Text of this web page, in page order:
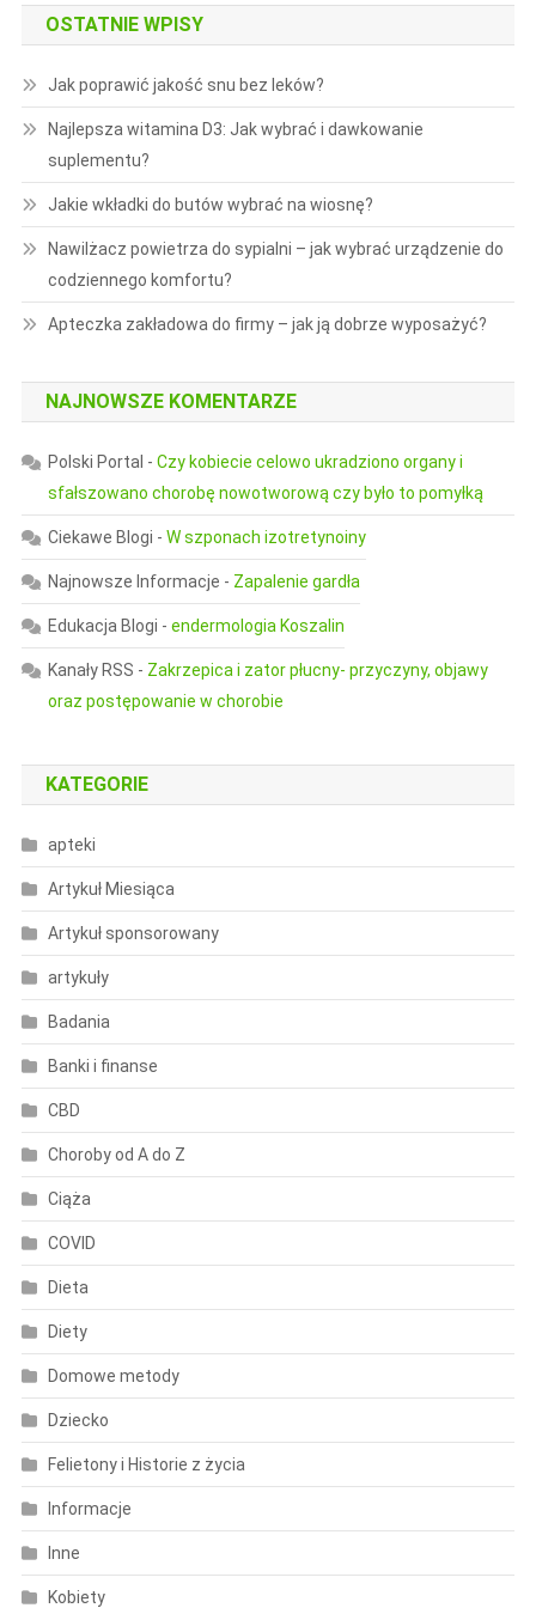
OSTATNIE WPISY
Jak poprawić jakość snu bez leków?
Najlepsza witamina D3: Jak wybrać i dawkowanie
suplementu?
Jakie wkładki do butów wybrać na wiosnę?
Nawilżacz powietrza do sypialni – jak wybrać urządzenie do
codziennego komfortu?
Apteczka zakładowa do firmy – jak ją dobrze wyposażyć?
NAJNOWSZE KOMENTARZE
Polski Portal - Czy kobiecie celowo ukradziono organy i
sfałszowano chorobę nowotworową czy było to pomyłką
Ciekawe Blogi - W szponach izotretynoiny
Najnowsze Informacje - Zapalenie gardła
Edukacja Blogi - endermologia Koszalin
Kanały RSS - Zakrzepica i zator płucny- przyczyny, objawy
oraz postępowanie w chorobie
KATEGORIE
apteki
Artykuł Miesiąca
Artykuł sponsorowany
artykuły
Badania
Banki i finanse
CBD
Choroby od A do Z
Ciąża
COVID
Dieta
Diety
Domowe metody
Dziecko
Felietony i Historie z życia
Informacje
Inne
Kobiety